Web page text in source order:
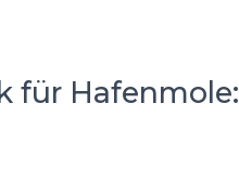
für Hafenmole: